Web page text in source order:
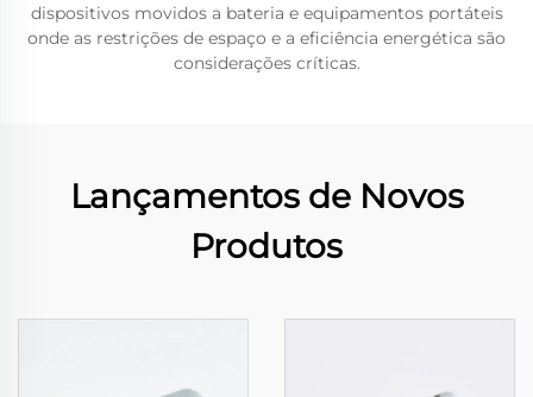
dispositivos movidos a bateria e equipamentos portáteis
onde as restrições de espaço e a eficiência energética são
considerações críticas.
Lançamentos de Novos
Produtos